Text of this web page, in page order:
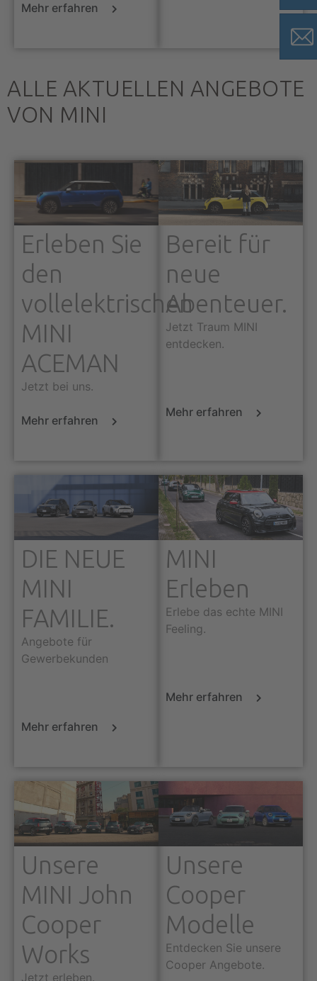
Mehr erfahren
ALLE AKTUELLEN ANGEBOTE
VON MINI
Erleben Sie
den
vollelektrischen
MINI
ACEMAN
Jetzt bei uns.
Mehr erfahren
Bereit für
neue
Abenteuer.
Jetzt Traum MINI
entdecken.
Mehr erfahren
DIE NEUE
MINI
FAMILIE.
Angebote für
Gewerbekunden
Mehr erfahren
MINI
Erleben
Erlebe das echte MINI
Feeling.
Mehr erfahren
Unsere
MINI John
Cooper
Works
Jetzt erleben.
Unsere
Cooper
Modelle
Entdecken Sie unsere
Cooper Angebote.